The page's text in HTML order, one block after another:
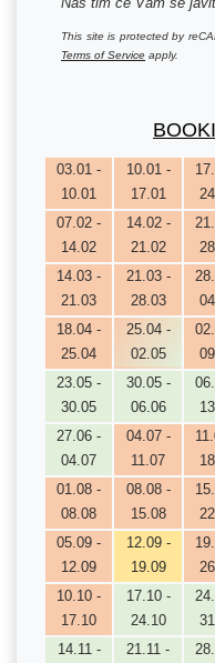
This site is protected by
Terms of Service apply.
03.01 -
10.01
10.01 -
17.01
07.02 -
14.02
14.02 -
21.02
14.03 -
21.03
21.03 -
28.03
18.04 -
25.04
25.04 -
02.05
23.05 -
30.05
30.05 -
06.06
27.06 -
04.07
04.07 -
11.07
01.08 -
08.08
08.08 -
15.08
05.09 -
12.09
12.09 -
19.09
10.10 -
17.10
17.10 -
24.10
14.11 -
21.11 -